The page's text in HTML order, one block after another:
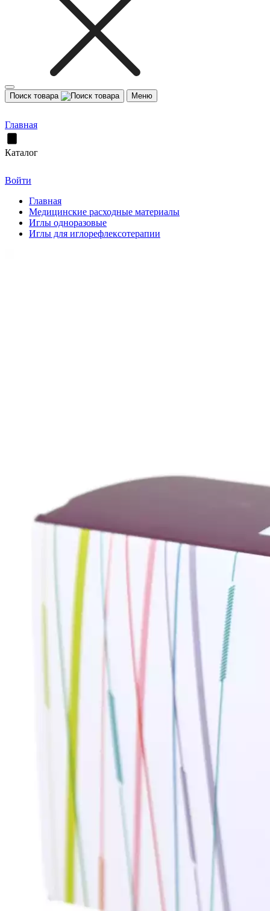
Поиск товара Меню
Главная
Каталог
Войти
Главная
Медицинские расходные материалы
Иглы одноразовые
Иглы для иглорефлексотерапии